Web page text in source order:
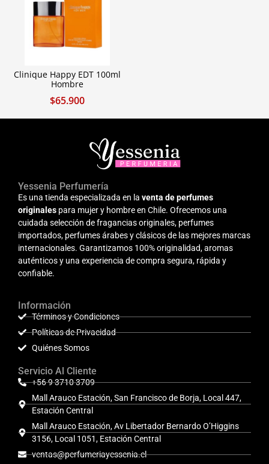
Clinique Happy EDT 100ml
Hombre
$65.900
Yessenia Perfumería
Es una tienda especializada en la venta de perfumes
originales para mujer y hombre en Chile. Ofrecemos una
cuidada selección de fragancias originales, perfumes
importados, perfumes árabes y clásicos de las mejores marcas
internacionales. Garantizamos 100% originalidad, aromas
auténticos y una experiencia de compra segura, rápida y
confiable.
Información
Términos y Condiciones
Políticas de Privacidad
Quiénes Somos
Servicio Al Cliente
+56 9 3710 3709
Mall Arauco Estación, San Francisco de Borja, Local 447,
Estación Central
Mall Arauco Estación, Av Libertador Bernardo O’Higgins
3156, Local 1051, Estación Central
ventas@perfumeriayessenia.cl